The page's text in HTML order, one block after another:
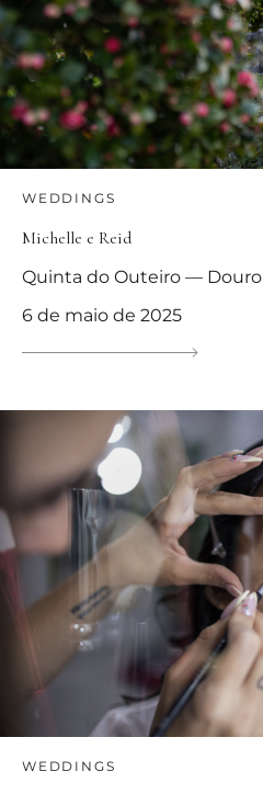
WEDDINGS
Michelle e Reid
Quinta do Outeiro — Douro
6 de maio de 2025
WEDDINGS